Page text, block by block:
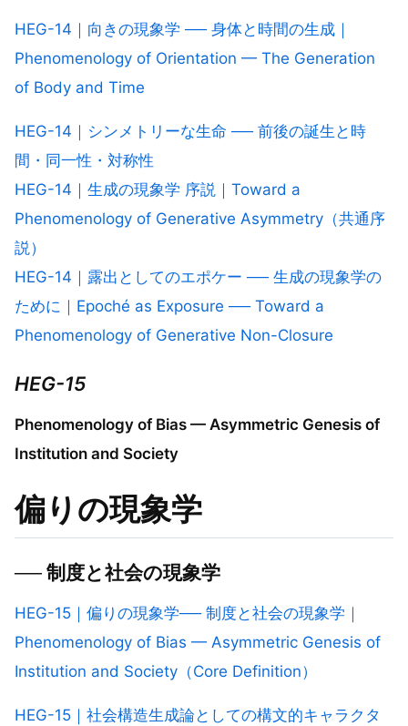
HEG-14｜向きの現象学 ── 身体と時間の生成｜
Phenomenology of Orientation — The Generation
of Body and Time
HEG-14｜シンメトリーな生命 ── 前後の誕生と時
間・同一性・対称性
HEG-14｜生成の現象学 序説｜Toward a
Phenomenology of Generative Asymmetry（共通序
説）
HEG-14｜露出としてのエポケー ── 生成の現象学の
ために｜Epoché as Exposure ── Toward a
Phenomenology of Generative Non-Closure
HEG-15
Phenomenology of Bias — Asymmetric Genesis of
Institution and Society
偏りの現象学
── 制度と社会の現象学
HEG-15｜偏りの現象学── 制度と社会の現象学｜
Phenomenology of Bias — Asymmetric Genesis of
Institution and Society（Core Definition）
HEG-15｜社会構造生成論としての構文的キャラクタ